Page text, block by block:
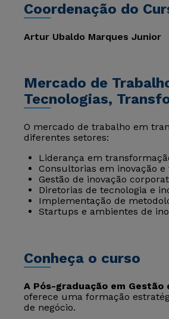
Coordenação do
Artur Ubaldo Marques Junior
Mercado de
Tecnologias,
O mercado de trabalho em
diferentes setores:
Liderança em
Consultorias em inovação e
Gestão de inovação
Diretorias de tecnologia e
Implementação de
Startups e ambientes de
Conheça o curso
A Pós-graduação em
oferece uma formação
de negócio.